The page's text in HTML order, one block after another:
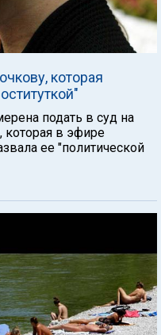
которая
подать в суд на
которая в эфире
ее "политической